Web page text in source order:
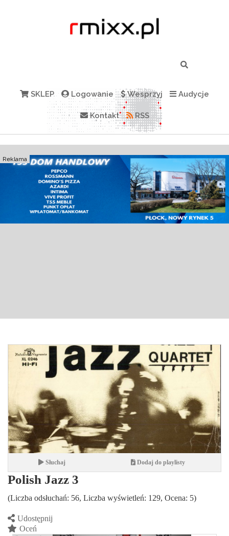
SKLEP Logowanie Wesprzyj Audycje
Kontakt RSS
Reklama
Słuchaj Dodaj do playlisty
Polish Jazz 3
(Liczba odsłuchań: 56, Liczba wyświetleń: 129, Ocena: 5)
Udostępnij
Oceń